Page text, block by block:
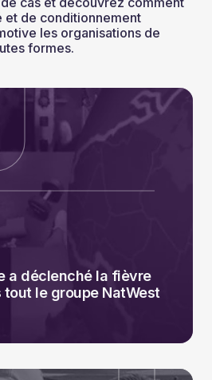
et de conditionnement
les organisations de
formes.
a déclenché la fièvre
le groupe NatWest